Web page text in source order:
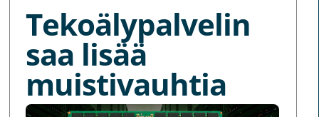
Tekoälypalvelin
saa lisää
muistivauhtia